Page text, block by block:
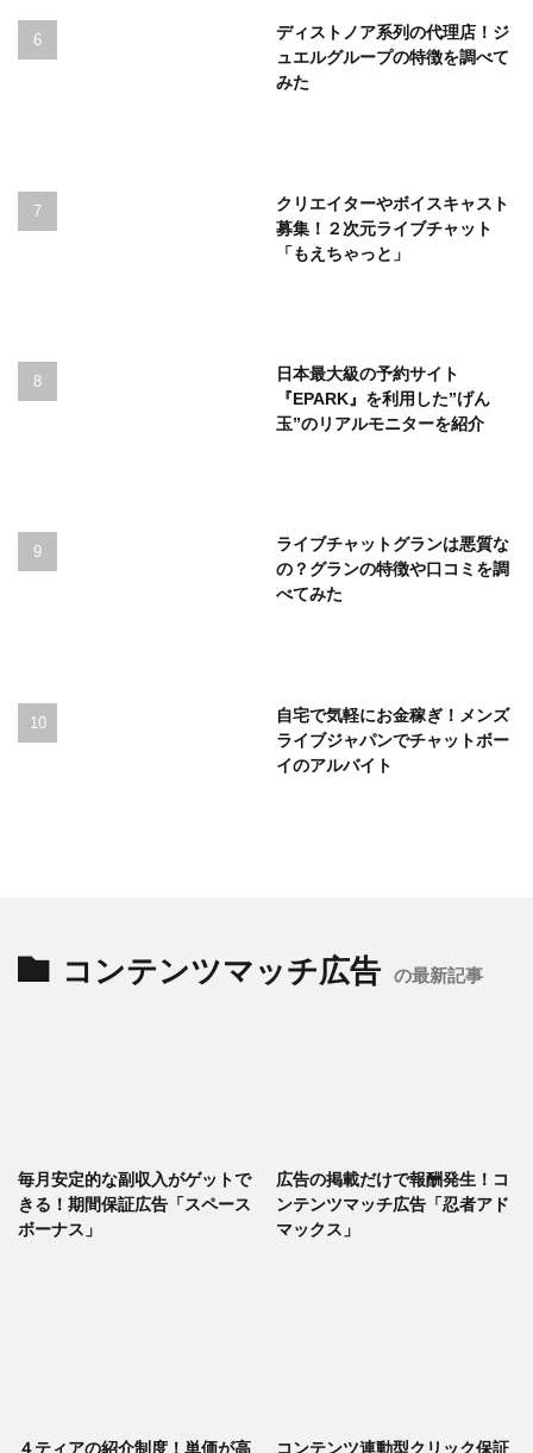
ディストノア系列の代理店！ジ
ュエルグループの特徴を調べて
みた
クリエイターやボイスキャスト
募集！２次元ライブチャット
「もえちゃっと」
日本最大級の予約サイト
『EPARK』を利用した”げん
玉”のリアルモニターを紹介
ライブチャットグランは悪質な
の？グランの特徴や口コミを調
べてみた
自宅で気軽にお金稼ぎ！メンズ
ライブジャパンでチャットボー
イのアルバイト
コンテンツマッチ広告 の最新記事
毎月安定的な副収入がゲットで
きる！期間保証広告「スペース
ボーナス」
広告の掲載だけで報酬発生！コ
ンテンツマッチ広告「忍者アド
マックス」
４ティアの紹介制度！単価が高 コンテンツ連動型クリック保証